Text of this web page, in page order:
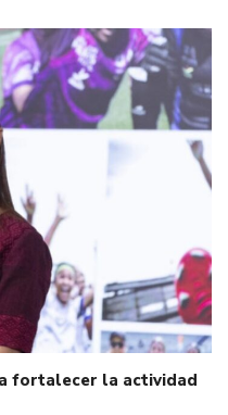
fortalecer la actividad